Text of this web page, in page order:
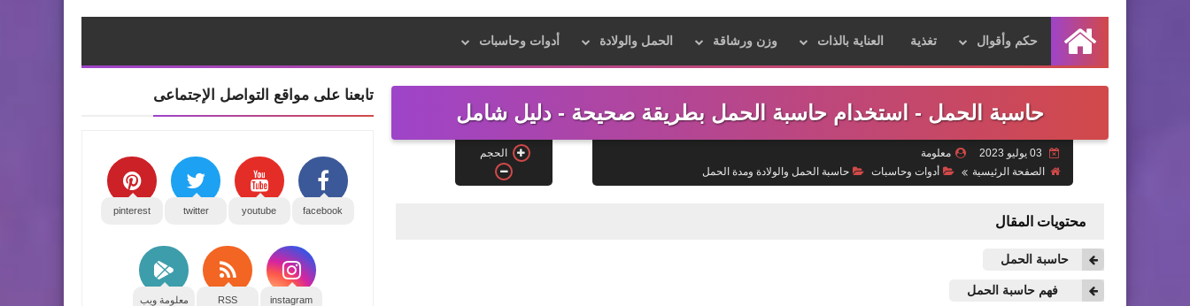
الرئيسية
حكم وأقوال تغذية العناية بالذات وزن ورشاقة الحمل والولادة أدوات وحاسبات
حاسبة الحمل - استخدام حاسبة الحمل بطريقة صحيحة - دليل شامل
معلومة
الصفحة الرئيسية
أدوات وحاسبات حاسبة الحمل والولادة ومدة الحمل
الحجم
محتويات المقال
حاسبة الحمل
فهم حاسبة الحمل
تابعنا على مواقع التواصل الإجتماعى
facebook
youtube
twitter
pinterest
instagram
RSS معلومة ويب